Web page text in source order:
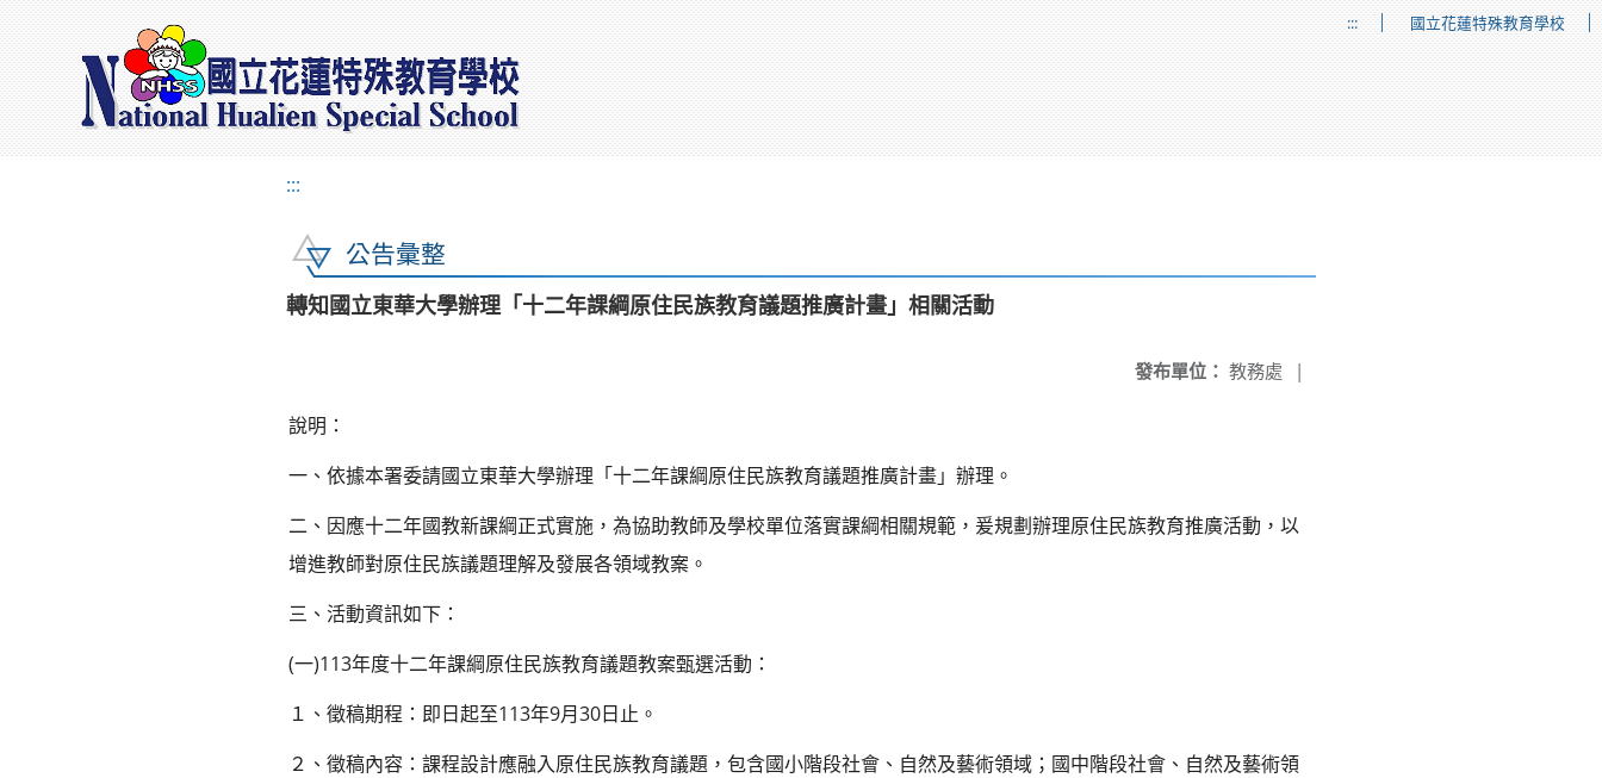
::: 國立花蓮特殊教育學校
:::
公告彙整
轉知國立東華大學辦理「十二年課綱原住民族教育議題推廣計畫」相關活動
發布單位： 教務處 |
說明：
一、依據本署委請國立東華大學辦理「十二年課綱原住民族教育議題推廣計畫」辦理。
二、因應十二年國教新課綱正式實施，為協助教師及學校單位落實課綱相關規範，爰規劃辦理原住民族教育推廣活動，以
增進教師對原住民族議題理解及發展各領域教案。
三、活動資訊如下：
(一)113年度十二年課綱原住民族教育議題教案甄選活動：
１、徵稿期程：即日起至113年9月30日止。
２、徵稿內容：課程設計應融入原住民族教育議題，包含國小階段社會、自然及藝術領域；國中階段社會、自然及藝術領